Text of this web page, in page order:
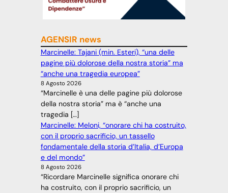
AGENSIR news
Marcinelle: Tajani (min. Esteri), “una delle
pagine più dolorose della nostra storia” ma
“anche una tragedia europea”
8 Agosto 2026
“Marcinelle è una delle pagine più dolorose
della nostra storia” ma è “anche una
tragedia […]
Marcinelle: Meloni, “onorare chi ha costruito,
con il proprio sacrificio, un tassello
fondamentale della storia d’Italia, d’Europa
e del mondo”
8 Agosto 2026
“Ricordare Marcinelle significa onorare chi
ha costruito, con il proprio sacrificio, un